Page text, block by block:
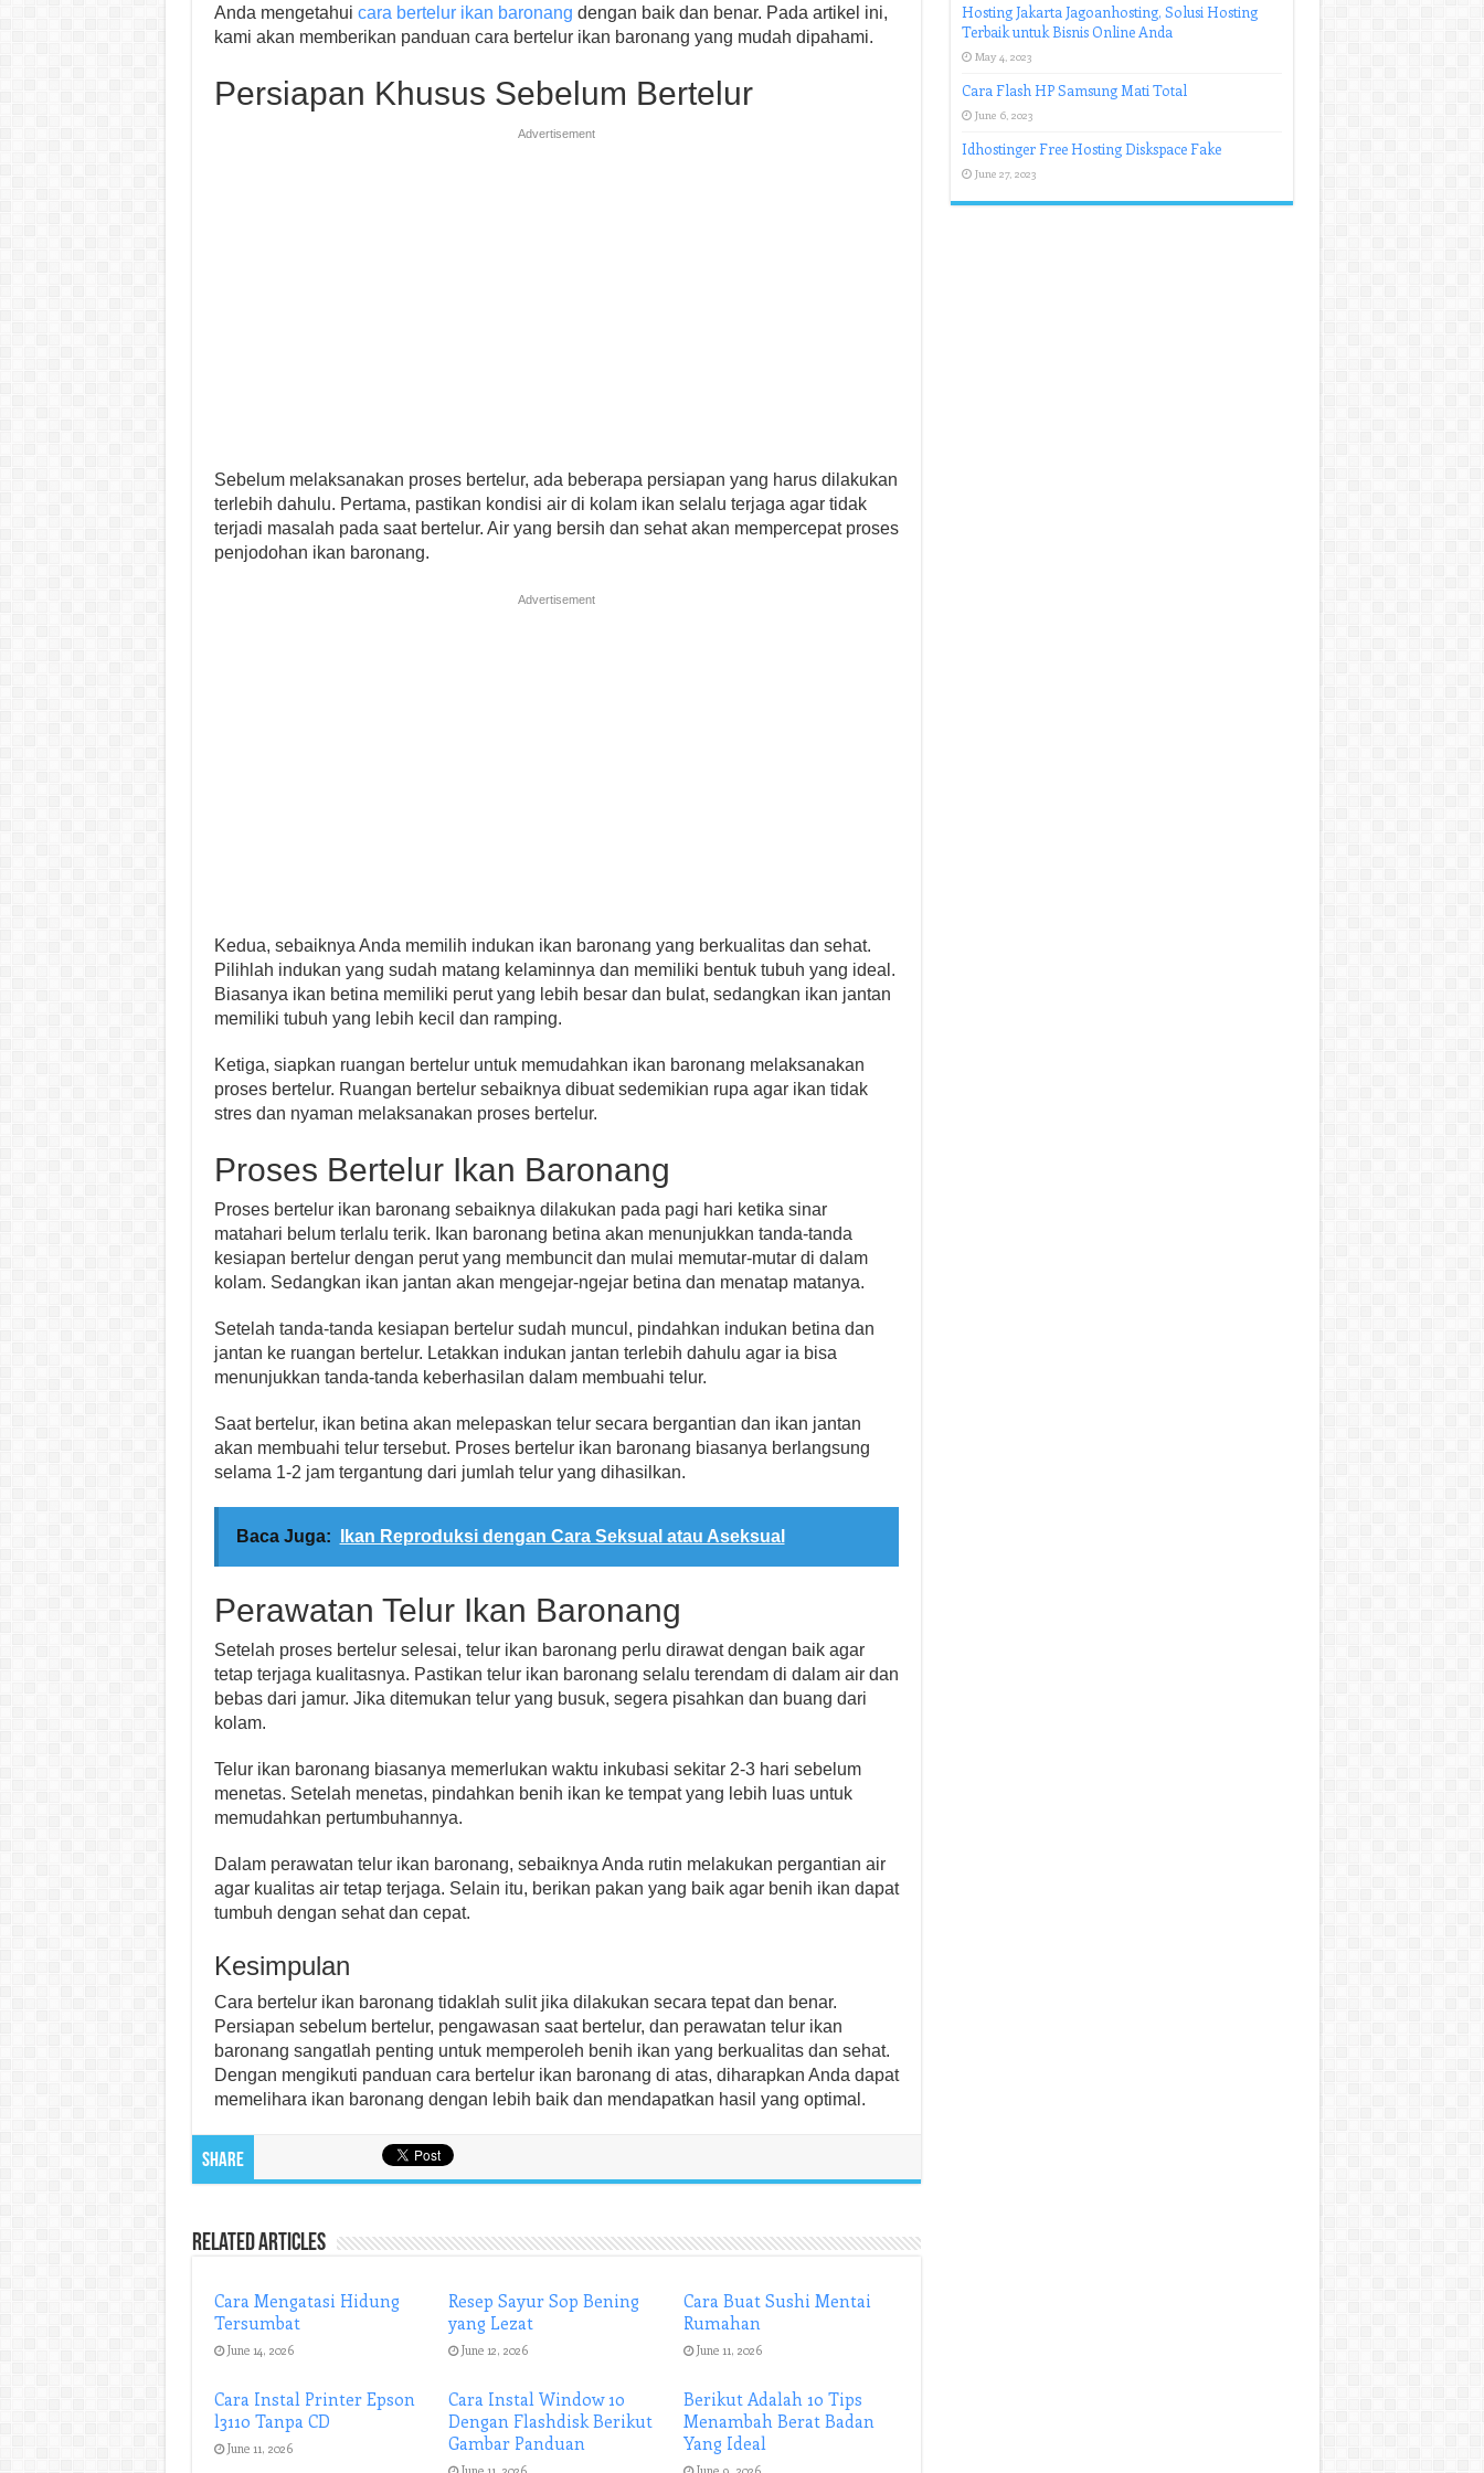
Anda mengetahui cara bertelur ikan baronang dengan baik dan benar. Pada artikel ini,
kami akan memberikan panduan cara bertelur ikan baronang yang mudah dipahami.
Persiapan Khusus Sebelum Bertelur
Advertisement
Sebelum melaksanakan proses bertelur, ada beberapa persiapan yang harus dilakukan
terlebih dahulu. Pertama, pastikan kondisi air di kolam ikan selalu terjaga agar tidak
terjadi masalah pada saat bertelur. Air yang bersih dan sehat akan mempercepat proses
penjodohan ikan baronang.
Advertisement
Kedua, sebaiknya Anda memilih indukan ikan baronang yang berkualitas dan sehat.
Pilihlah indukan yang sudah matang kelaminnya dan memiliki bentuk tubuh yang ideal.
Biasanya ikan betina memiliki perut yang lebih besar dan bulat, sedangkan ikan jantan
memiliki tubuh yang lebih kecil dan ramping.
Ketiga, siapkan ruangan bertelur untuk memudahkan ikan baronang melaksanakan
proses bertelur. Ruangan bertelur sebaiknya dibuat sedemikian rupa agar ikan tidak
stres dan nyaman melaksanakan proses bertelur.
Proses Bertelur Ikan Baronang
Proses bertelur ikan baronang sebaiknya dilakukan pada pagi hari ketika sinar
matahari belum terlalu terik. Ikan baronang betina akan menunjukkan tanda-tanda
kesiapan bertelur dengan perut yang membuncit dan mulai memutar-mutar di dalam
kolam. Sedangkan ikan jantan akan mengejar-ngejar betina dan menatap matanya.
Setelah tanda-tanda kesiapan bertelur sudah muncul, pindahkan indukan betina dan
jantan ke ruangan bertelur. Letakkan indukan jantan terlebih dahulu agar ia bisa
menunjukkan tanda-tanda keberhasilan dalam membuahi telur.
Saat bertelur, ikan betina akan melepaskan telur secara bergantian dan ikan jantan
akan membuahi telur tersebut. Proses bertelur ikan baronang biasanya berlangsung
selama 1-2 jam tergantung dari jumlah telur yang dihasilkan.
Baca Juga: Ikan Reproduksi dengan Cara Seksual atau Aseksual
Perawatan Telur Ikan Baronang
Setelah proses bertelur selesai, telur ikan baronang perlu dirawat dengan baik agar
tetap terjaga kualitasnya. Pastikan telur ikan baronang selalu terendam di dalam air dan
bebas dari jamur. Jika ditemukan telur yang busuk, segera pisahkan dan buang dari
kolam.
Telur ikan baronang biasanya memerlukan waktu inkubasi sekitar 2-3 hari sebelum
menetas. Setelah menetas, pindahkan benih ikan ke tempat yang lebih luas untuk
memudahkan pertumbuhannya.
Dalam perawatan telur ikan baronang, sebaiknya Anda rutin melakukan pergantian air
agar kualitas air tetap terjaga. Selain itu, berikan pakan yang baik agar benih ikan dapat
tumbuh dengan sehat dan cepat.
Kesimpulan
Cara bertelur ikan baronang tidaklah sulit jika dilakukan secara tepat dan benar.
Persiapan sebelum bertelur, pengawasan saat bertelur, dan perawatan telur ikan
baronang sangatlah penting untuk memperoleh benih ikan yang berkualitas dan sehat.
Dengan mengikuti panduan cara bertelur ikan baronang di atas, diharapkan Anda dapat
memelihara ikan baronang dengan lebih baik dan mendapatkan hasil yang optimal.
Share
Related Articles
Cara Mengatasi Hidung
Tersumbat
June 14, 2026
Resep Sayur Sop Bening
yang Lezat
June 12, 2026
Cara Buat Sushi Mentai
Rumahan
June 11, 2026
Cara Instal Printer Epson
l3110 Tanpa CD
June 11, 2026
Cara Instal Window 10
Dengan Flashdisk Berikut
Gambar Panduan
Berikut Adalah 10 Tips
Menambah Berat Badan
Yang Ideal
Hosting Jakarta Jagoanhosting, Solusi Hosting
Terbaik untuk Bisnis Online Anda
May 4, 2023
Cara Flash HP Samsung Mati Total
June 6, 2023
Idhostinger Free Hosting Diskspace Fake
June 27, 2023